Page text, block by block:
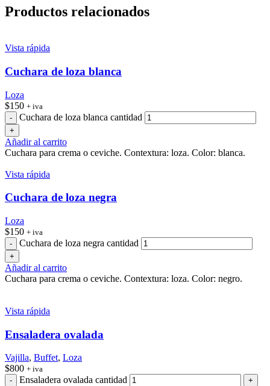
Productos relacionados
Vista rápida
Cuchara de loza blanca
Loza
$150 + iva
Cuchara de loza blanca cantidad
Añadir al carrito
Cuchara para crema o ceviche. Contextura: loza. Color: blanca.
Vista rápida
Cuchara de loza negra
Loza
$150 + iva
Cuchara de loza negra cantidad
Añadir al carrito
Cuchara para crema o ceviche. Contextura: loza. Color: negro.
Vista rápida
Ensaladera ovalada
Vajilla, Buffet, Loza
$800 + iva
Ensaladera ovalada cantidad